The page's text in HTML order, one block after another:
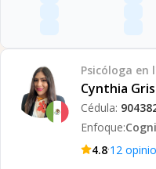
Psicóloga en
Cynthia
Cédula:
Enfoque:
4.8·12